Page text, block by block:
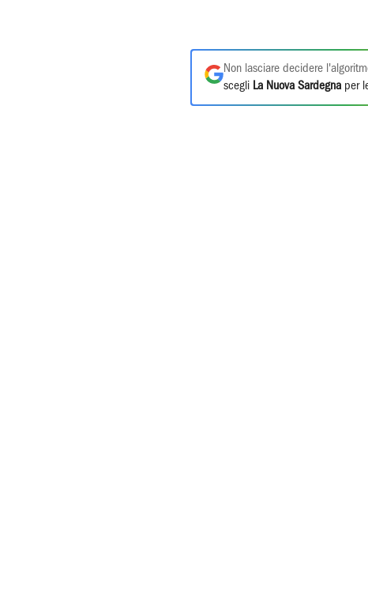
Non lasciare decidere
scegli La Nuova Sardegna per